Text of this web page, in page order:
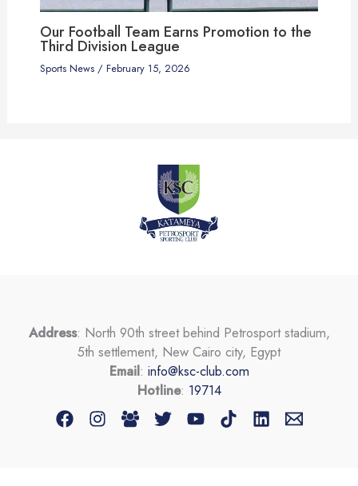
Our Football Team Earns Promotion to the
Third Division League
Sports News/ February 15, 2026
Address: North 90th street behind Petrosport stadium,
5th settlement, New Cairo city, Egypt
Email: info@ksc-club.com
Hotline: 19714